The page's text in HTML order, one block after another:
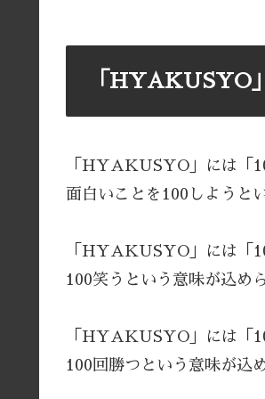
「HYAKUSYO
「HYAKUSYO」には「
面白いことを100しようと
「HYAKUSYO」には「
100笑うという意味が込め
「HYAKUSYO」には「
100回勝つという意味が込